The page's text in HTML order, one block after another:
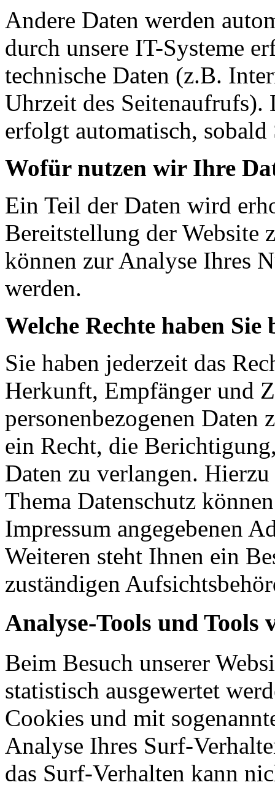
Andere Daten werden
durch unsere IT-Systeme
technische Daten (z.B.
Uhrzeit des Seitenaufrufs).
erfolgt automatisch, sobald
Wofür nutzen wir Ihre
Ein Teil der Daten wird
Bereitstellung der Website
können zur Analyse Ihres
werden.
Welche Rechte haben
Sie haben jederzeit das
Herkunft, Empfänger und
personenbezogenen Daten
ein Recht, die
Daten zu verlangen.
Thema Datenschutz
Impressum angegebenen
Weiteren steht Ihnen ein
zuständigen
Analyse-Tools und
Beim Besuch unserer
statistisch ausgewertet
Cookies und mit
Analyse Ihres Surf-
das Surf-Verhalten kann